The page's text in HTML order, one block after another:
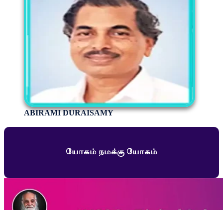
ABIRAMI DURAISAMY
யோகம் நமக்கு யோகம்